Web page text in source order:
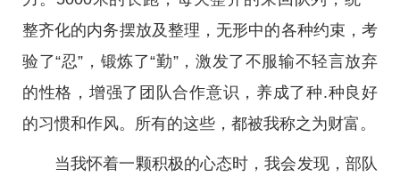
整齐化的内务摆放及整理，无形中的各种约束，考
验了“忍”，锻炼了“勤”，激发了不服输不轻言放弃
的性格，增强了团队合作意识，养成了种.种良好
的习惯和作风。所有的这些，都被我称之为财富。
当我怀着一颗积极的心态时，我会发现，部队